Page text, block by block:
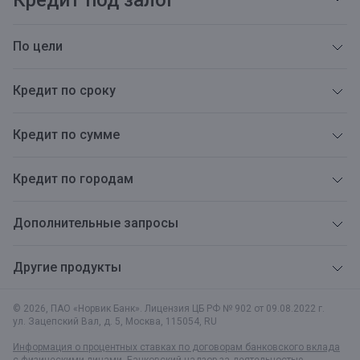
© 2026, ПАО «Норвик Банк». Лицензия ЦБ РФ № 902 от 09.08.2022 г.
ул. Зацепский Вал, д. 5, Москва, 115054, RU
Информация о процентных ставках по договорам банковского вклада
По цели
Кредит по сроку
Кредит по сумме
Кредит по городам
Дополнительные запросы
Другие продукты